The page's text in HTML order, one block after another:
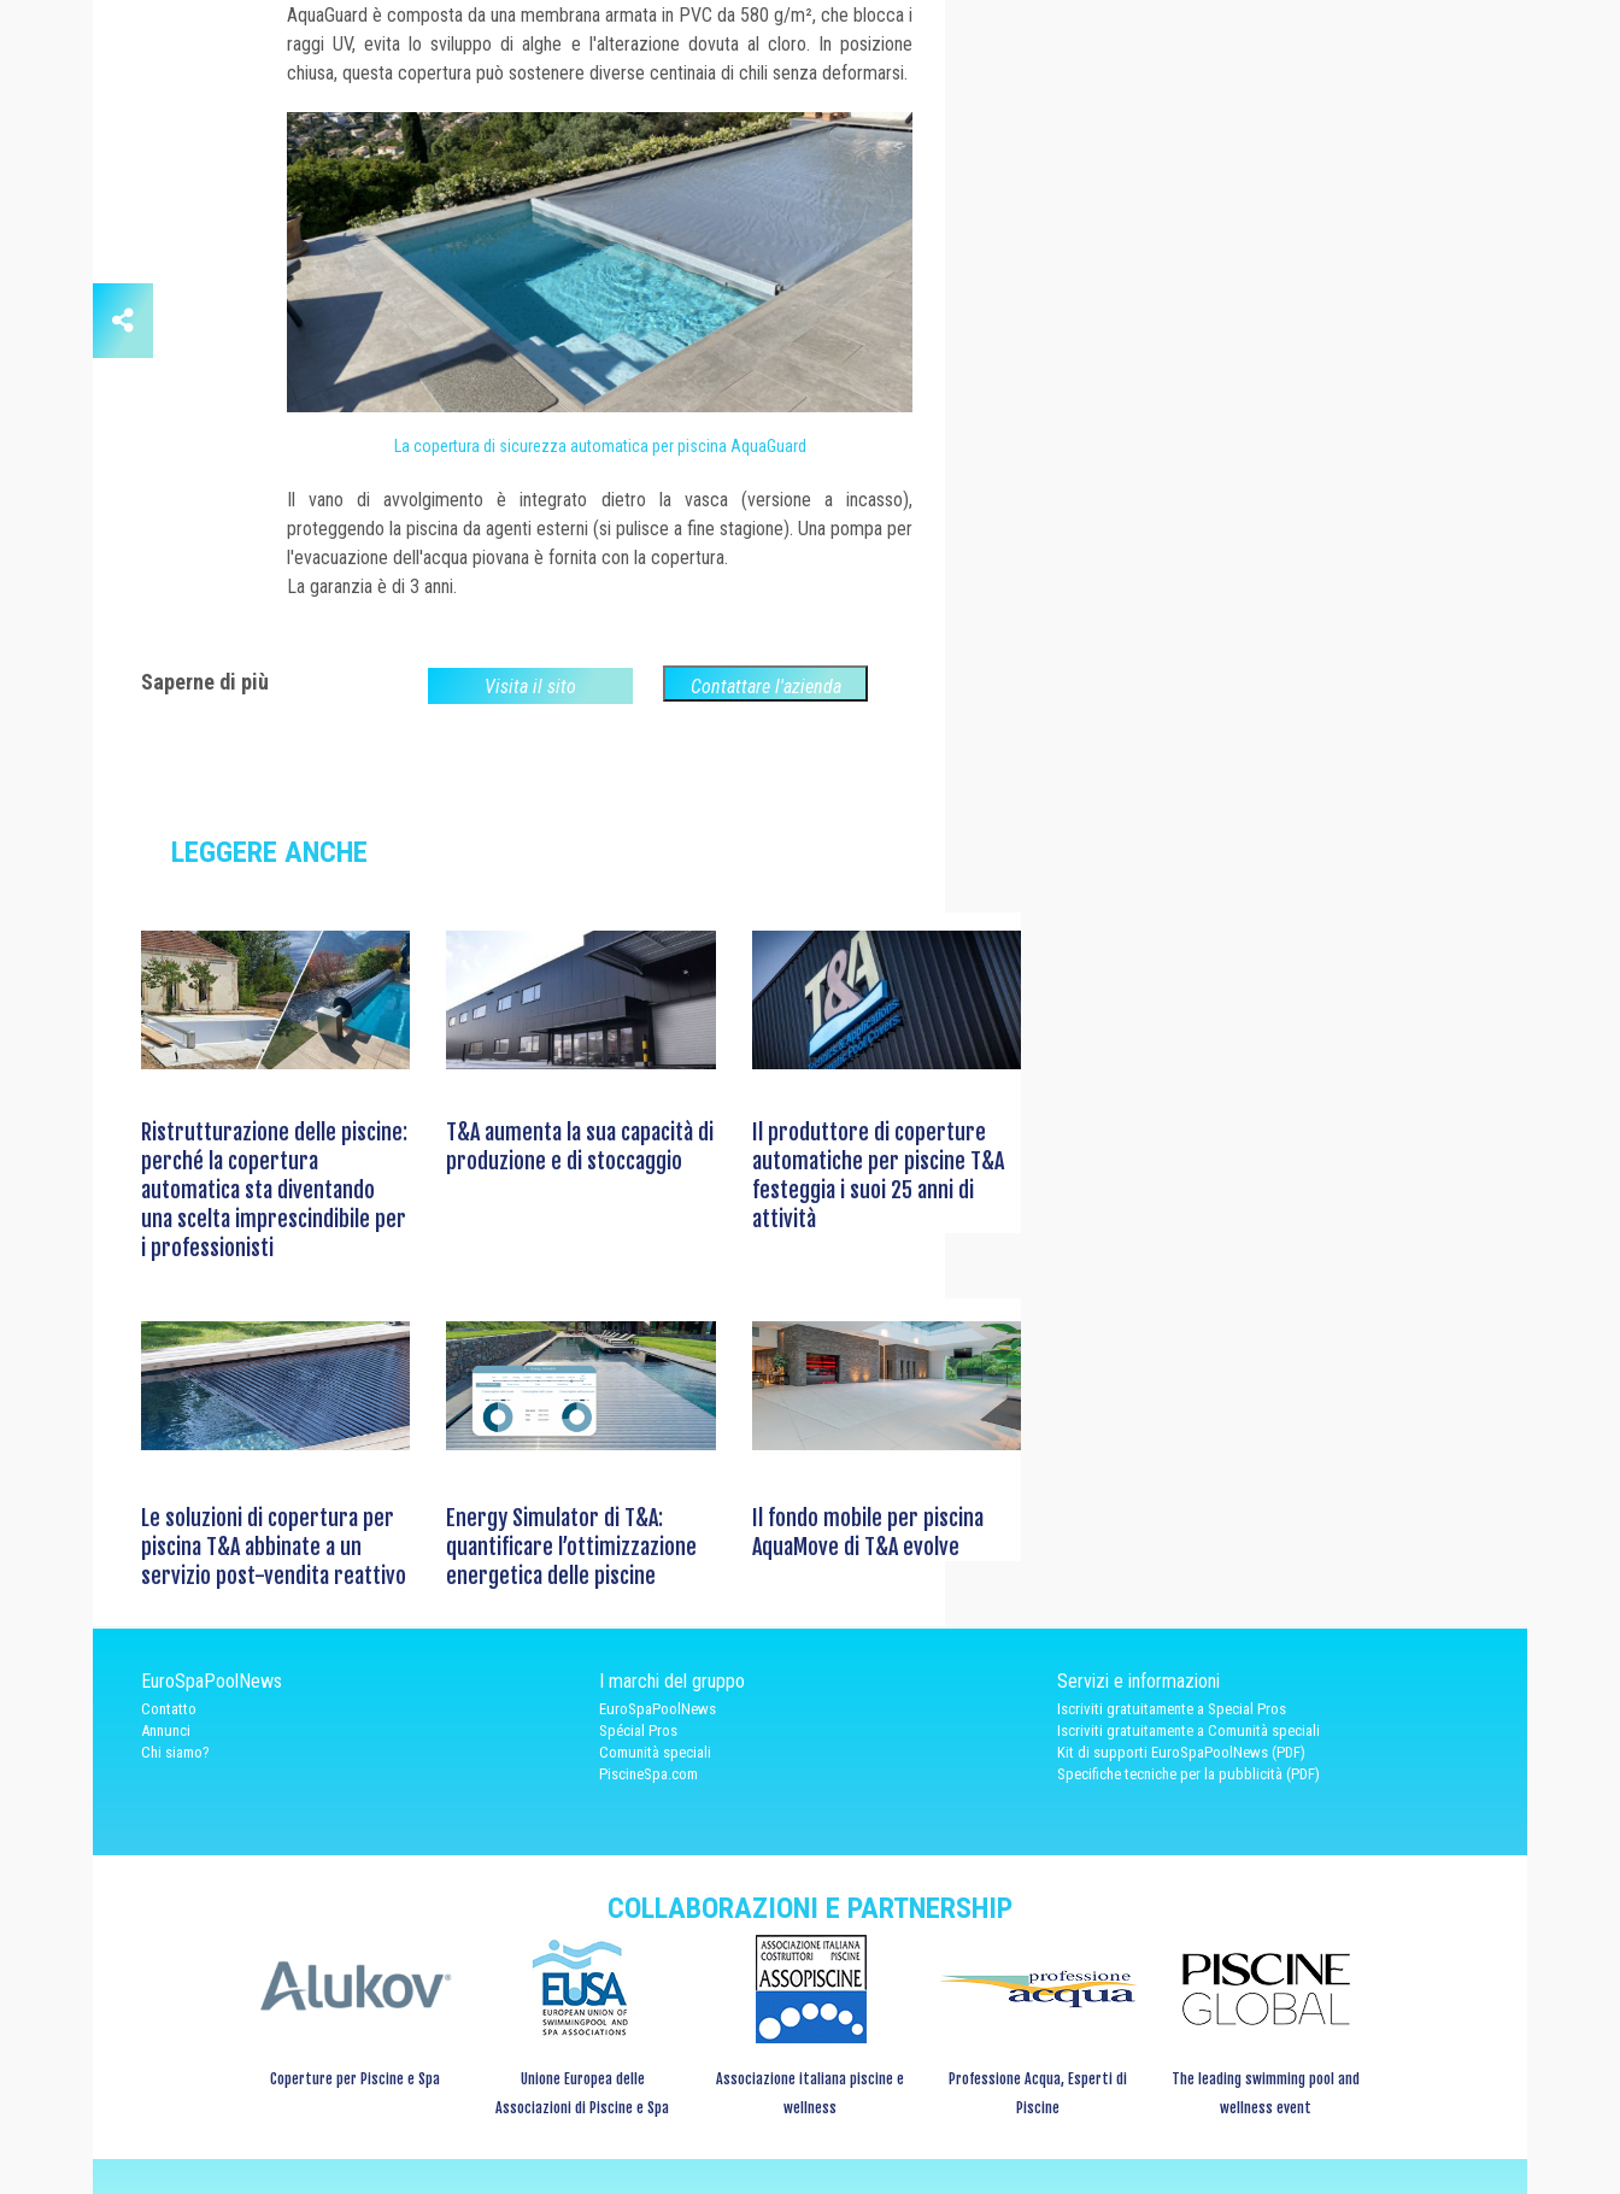
AquaGuard è composta da una membrana armata in PVC da 580 g/m², che blocca i
raggi UV, evita lo sviluppo di alghe e l'alterazione dovuta al cloro. In posizione
chiusa, questa copertura può sostenere diverse centinaia di chili senza deformarsi.
La copertura di sicurezza automatica per piscina AquaGuard
Il vano di avvolgimento è integrato dietro la vasca (versione a incasso),
proteggendo la piscina da agenti esterni (si pulisce a fine stagione). Una pompa per
l'evacuazione dell'acqua piovana è fornita con la copertura.
La garanzia è di 3 anni.
Saperne di più Visita il sito Contattare l'azienda
LEGGERE ANCHE
Ristrutturazione delle piscine:
perché la copertura
automatica sta diventando
una scelta imprescindibile per
i professionisti
T&A aumenta la sua capacità di
produzione e di stoccaggio
Il produttore di coperture
automatiche per piscine T&A
festeggia i suoi 25 anni di
attività
Le soluzioni di copertura per
piscina T&A abbinate a un
servizio post-vendita reattivo
Energy Simulator di T&A:
quantificare l’ottimizzazione
energetica delle piscine
Il fondo mobile per piscina
AquaMove di T&A evolve
EuroSpaPoolNews
Contatto
Annunci
Chi siamo?
I marchi del gruppo
EuroSpaPoolNews
Spécial Pros
Comunità speciali
PiscineSpa.com
Servizi e informazioni
Iscriviti gratuitamente a Special Pros
Iscriviti gratuitamente a Comunità speciali
Kit di supporti EuroSpaPoolNews (PDF)
Specifiche tecniche per la pubblicità (PDF)
COLLABORAZIONI E PARTNERSHIP
Coperture per Piscine e Spa
Unione Europea delle
Associazioni di Piscine e Spa
Associazione italiana piscine e
wellness
Professione Acqua, Esperti di
Piscine
The leading swimming pool and
wellness event